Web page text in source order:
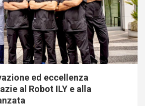
ed eccellenza
al Robot ILY e alla